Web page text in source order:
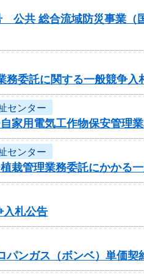
公共 総合流域防災事業（
務委託に関する一般競争入
センター
家用電気工作物保安管理
センター
栽管理業務委託にかかる
入札公告
ンガス（ボンベ）単価契